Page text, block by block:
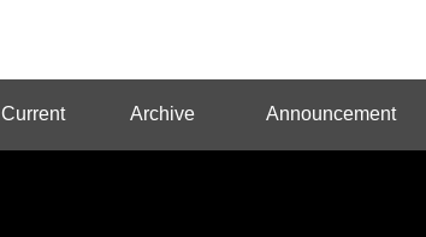
Current Archive Announcement